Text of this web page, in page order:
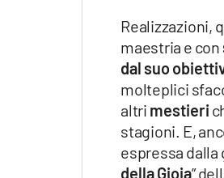
Realizzazioni,
maestria e con
dal suo
molteplici
altri mestieri
stagioni. E,
espressa
della Gioia”